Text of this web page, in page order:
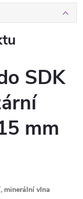
SDK
mm
minerální vlna